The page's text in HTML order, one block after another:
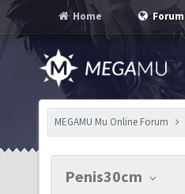
Home Forum
MEGAMU Mu Online Forum
Penis30cm